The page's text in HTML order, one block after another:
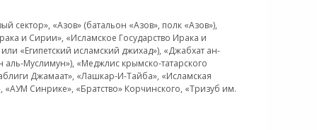
«Азов» (батальон «Азов», полк «Азов»),
и Сирии», «Исламское Государство Ирака и
«Египетский исламский джихад»), «Джабхат ан-
Муслимун»), «Меджлис крымско-татарского
Джамаат», «Лашкар-И-Тайба», «Исламская
Синрике», «Братство» Корчинского, «Тризуб им.